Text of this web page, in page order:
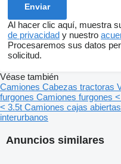
Al hacer clic aquí, muestra
de privacidad y nuestro
Procesaremos sus datos
solicitud.
Anuncios similares
Véase también
Camiones Cabezas tractoras
furgones Camiones furgones
< 3.5t Camiones cajas abiertas
interurbanos